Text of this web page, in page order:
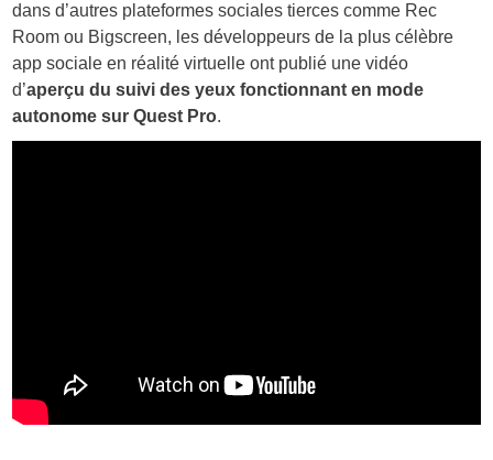
dans d’autres plateformes sociales tierces comme Rec
Room ou Bigscreen, les développeurs de la plus célèbre
app sociale en réalité virtuelle ont publié une vidéo
d’aperçu du suivi des yeux fonctionnant en mode
autonome sur Quest Pro.